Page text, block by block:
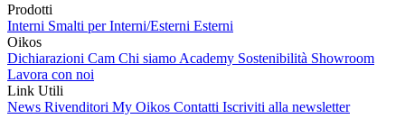
Prodotti
Interni Smalti per Interni/Esterni Esterni
Oikos
Dichiarazioni Cam Chi siamo Academy Sostenibilità Showroom
Lavora con noi
Link Utili
News Rivenditori My Oikos Contatti Iscriviti alla newsletter